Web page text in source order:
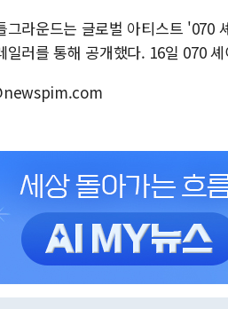
그라운드는 글로벌 아티스트 '070
일러를 통해 공개했다. 16일 070